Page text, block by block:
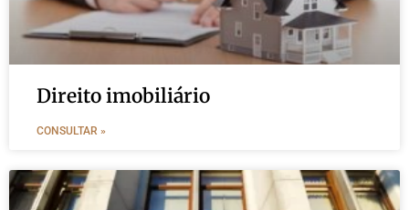
Direito imobiliário
CONSULTAR »